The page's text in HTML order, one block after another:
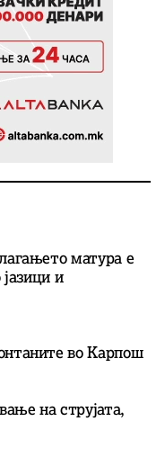
матура е
и
во Карпош
на струјата,